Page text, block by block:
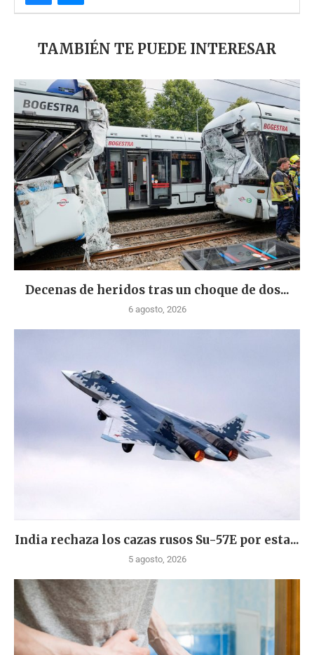
TAMBIÉN TE PUEDE INTERESAR
Decenas de heridos tras un choque de dos...
6 agosto, 2026
India rechaza los cazas rusos Su-57E por esta...
5 agosto, 2026